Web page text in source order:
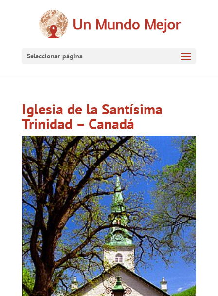
Seleccionar página
Iglesia de la Santísima
Trinidad – Canadá